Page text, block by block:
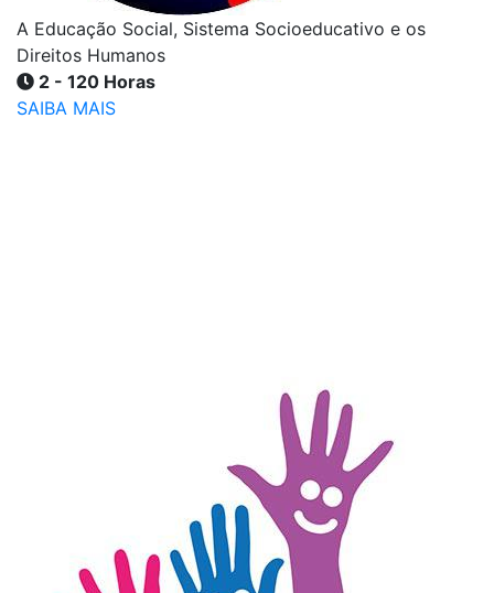
A Educação Social, Sistema Socioeducativo e os
Direitos Humanos
2 - 120 Horas
SAIBA MAIS